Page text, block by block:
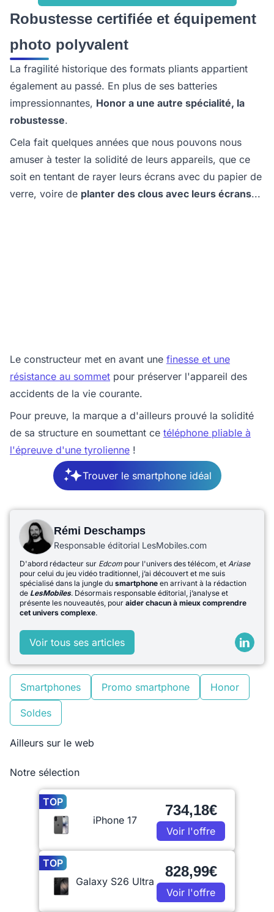
Robustesse certifiée et équipement
photo polyvalent
La fragilité historique des formats pliants appartient
également au passé. En plus de ses batteries
impressionnantes, Honor a une autre spécialité, la
robustesse.
Cela fait quelques années que nous pouvons nous
amuser à tester la solidité de leurs appareils, que ce
soit en tentant de rayer leurs écrans avec du papier de
verre, voire de planter des clous avec leurs écrans...
Le constructeur met en avant une finesse et une
résistance au sommet pour préserver l'appareil des
accidents de la vie courante.
Pour preuve, la marque a d'ailleurs prouvé la solidité
de sa structure en soumettant ce téléphone pliable à
l'épreuve d'une tyrolienne !
Trouver le smartphone idéal
Rémi Deschamps
Responsable éditorial LesMobiles.com
D'abord rédacteur sur Edcom pour l'univers des télécom, et Ariase
pour celui du jeu vidéo traditionnel, j’ai découvert et me suis
spécialisé dans la jungle du smartphone en arrivant à la rédaction
de LesMobiles. Désormais responsable éditorial, j’analyse et
présente les nouveautés, pour aider chacun à mieux comprendre
cet univers complexe.
Voir tous ses articles
Smartphones Promo smartphone Honor
Soldes
Ailleurs sur le web
Notre sélection
TOP
iPhone 17
734,18€
Voir l'offre
TOP
Galaxy S26 Ultra
828,99€
Voir l'offre